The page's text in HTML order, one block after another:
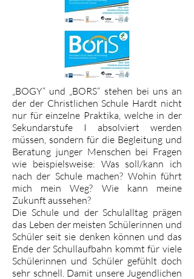
„BOGY“ und „BORS“ stehen bei uns an
der der Christlichen Schule Hardt nicht
nur für einzelne Praktika, welche in der
Sekundarstufe I absolviert werden
müssen, sondern für die Begleitung und
Beratung junger Menschen bei Fragen
wie beispielsweise: Was soll/kann ich
nach der Schule machen? Wohin führt
mich mein Weg? Wie kann meine
Zukunft aussehen?
Die Schule und der Schulalltag prägen
das Leben der meisten Schülerinnen und
Schüler seit sie denken können und das
Ende der Schullaufbahn kommt für viele
Schülerinnen und Schüler gefühlt doch
sehr schnell. Damit unsere Jugendlichen